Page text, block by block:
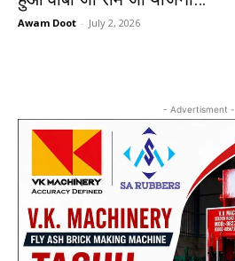
Awam Doot - July 2, 2026
- Advertisment -